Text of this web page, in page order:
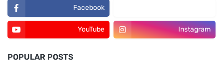
Facebook
YouTube Instagram
POPULAR POSTS